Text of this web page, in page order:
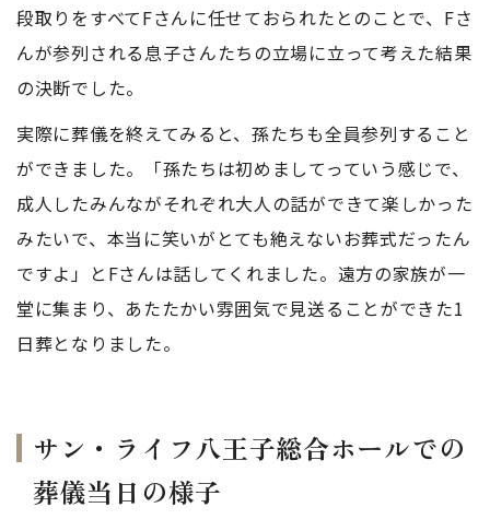
段取りをすべてFさんに任せておられたとのことで、Fさ
んが参列される息子さんたちの立場に立って考えた結果
の決断でした。
実際に葬儀を終えてみると、孫たちも全員参列すること
ができました。「孫たちは初めましてっていう感じで、
成人したみんながそれぞれ大人の話ができて楽しかった
みたいで、本当に笑いがとても絶えないお葬式だったん
ですよ」とFさんは話してくれました。遠方の家族が一
堂に集まり、あたたかい雰囲気で見送ることができた1
日葬となりました。
サン・ライフ八王子総合ホールでの
葬儀当日の様子